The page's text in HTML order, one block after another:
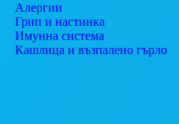
Алергии
Грип и настинка
Имунна система
Кашлица и възпалено гърло